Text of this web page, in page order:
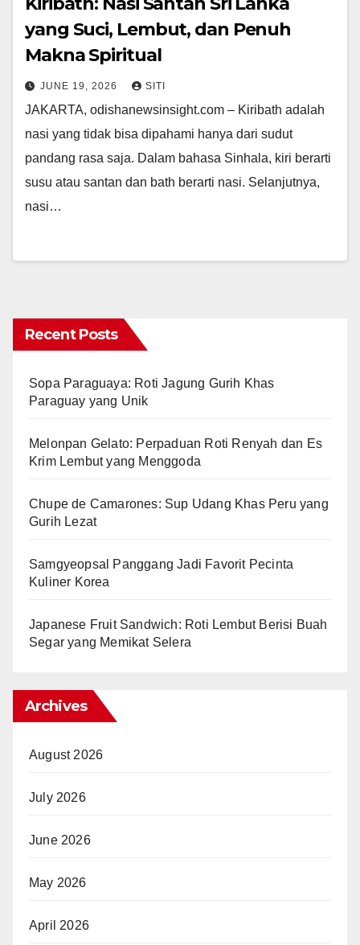
yang Suci, Lembut, dan Penuh
Makna Spiritual
JUNE 19, 2026 SITI
JAKARTA, odishanewsinsight.com – Kiribath adalah
nasi yang tidak bisa dipahami hanya dari sudut
pandang rasa saja. Dalam bahasa Sinhala, kiri berarti
susu atau santan dan bath berarti nasi. Selanjutnya,
nasi…
Recent Posts
Sopa Paraguaya: Roti Jagung Gurih Khas
Paraguay yang Unik
Melonpan Gelato: Perpaduan Roti Renyah dan Es
Krim Lembut yang Menggoda
Chupe de Camarones: Sup Udang Khas Peru yang
Gurih Lezat
Samgyeopsal Panggang Jadi Favorit Pecinta
Kuliner Korea
Japanese Fruit Sandwich: Roti Lembut Berisi Buah
Segar yang Memikat Selera
Archives
August 2026
July 2026
June 2026
May 2026
April 2026